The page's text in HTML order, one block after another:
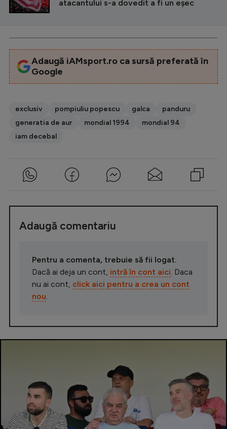
atacantului s-a dovedit a fi un eșec
Adaugă iAMsport.ro ca sursă preferată în
Google
exclusiv pompiuliu popescu galca
panduru
generatia de aur
mondial 1994
mondial 94
iam decebal
Adaugă comentariu
Pentru a comenta, trebuie să fii logat.
Dacă ai deja un cont, intră în cont aici. Daca
nu ai cont, click aici pentru a crea un cont
nou.